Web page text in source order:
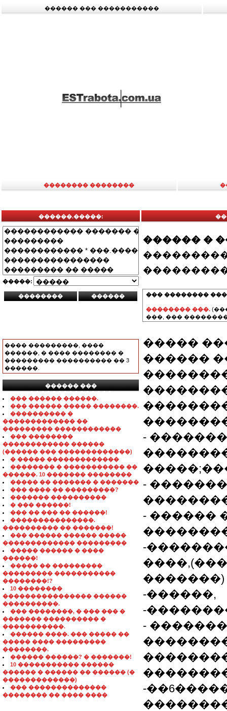
������ ��� �����������
�������� ��������
������.�����:
�����:
���� ���������, ����
������, � ���� �������� �
��������� ���������� �� 3
������.
������ ���
���������������
��� ������ ������.
��� ������ ����� ��������.
���������� �
������������� ��
��������� ������������
��� ��������
������������ ������
(������ ��� �������������)
� ����� �������������
�������� � ����������� ��
������. 10 ������� ��������
����� �� ������� � �������
��� ���� �� ���������?
������� ����������
� ��� ������!
��� �� ��� �� ������!
���������������.
���������� �� �������!
��� ������ ������ �����
������������� ���������
����� ������ � ����
������!
����� �� ���������
��������� �����������
��������!?
10 ��������
���������������� ������
����������.
��� ��������, � ��� ��� �
������� ���������� �
�����������.
������ ����. ��� ����� ��
����� ���� ���������
��������.
������ ������? � �������!
10 ����������� ������
������ � ������ �� ������ (�
�������������)
��� ��������������
�������� �� ���� ����
������ �
��� ��������
�������� ���.
���, ���
�����
������
-
-
- ������
-
�������)
-������,
-
-
-